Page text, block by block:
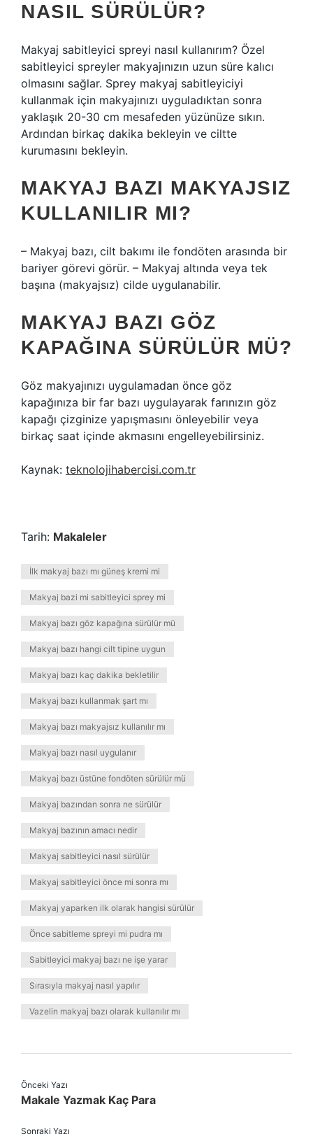
NASIL SÜRÜLÜR?
Makyaj sabitleyici spreyi nasıl kullanırım? Özel
sabitleyici spreyler makyajınızın uzun süre kalıcı
olmasını sağlar. Sprey makyaj sabitleyiciyi
kullanmak için makyajınızı uyguladıktan sonra
yaklaşık 20-30 cm mesafeden yüzünüze sıkın.
Ardından birkaç dakika bekleyin ve ciltte
kurumasını bekleyin.
MAKYAJ BAZI MAKYAJSIZ
KULLANILIR MI?
– Makyaj bazı, cilt bakımı ile fondöten arasında bir
bariyer görevi görür. – Makyaj altında veya tek
başına (makyajsız) cilde uygulanabilir.
MAKYAJ BAZI GÖZ
KAPAĞINA SÜRÜLÜR MÜ?
Göz makyajınızı uygulamadan önce göz
kapağınıza bir far bazı uygulayarak farınızın göz
kapağı çizginize yapışmasını önleyebilir veya
birkaç saat içinde akmasını engelleyebilirsiniz.
Kaynak: teknolojihabercisi.com.tr
Tarih: Makaleler
İlk makyaj bazı mı güneş kremi mi
Makyaj bazi mi sabitleyici sprey mi
Makyaj bazı göz kapağına sürülür mü
Makyaj bazı hangi cilt tipine uygun
Makyaj bazı kaç dakika bekletilir
Makyaj bazı kullanmak şart mı
Makyaj bazı makyajsız kullanılır mı
Makyaj bazı nasıl uygulanır
Makyaj bazı üstüne fondöten sürülür mü
Makyaj bazından sonra ne sürülür
Makyaj bazının amacı nedir
Makyaj sabitleyici nasıl sürülür
Makyaj sabitleyici önce mi sonra mı
Makyaj yaparken ilk olarak hangisi sürülür
Önce sabitleme spreyi mi pudra mı
Sabitleyici makyaj bazı ne işe yarar
Sırasıyla makyaj nasıl yapılır
Vazelin makyaj bazı olarak kullanılır mı
Önceki Yazı
Makale Yazmak Kaç Para
Sonraki Yazı